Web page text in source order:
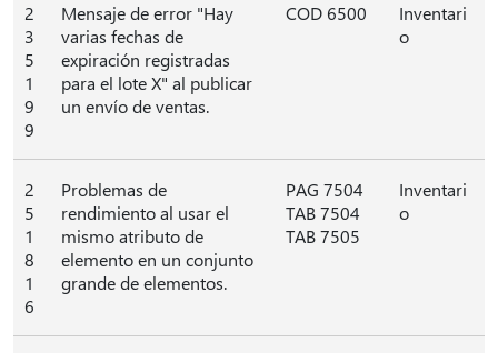
2
3
5
1
9
9
Mensaje de error "Hay
varias fechas de
expiración registradas
para el lote X" al publicar
un envío de ventas.
COD 6500
Inventari
o
2
5
1
8
1
6
Problemas de
rendimiento al usar el
mismo atributo de
elemento en un conjunto
grande de elementos.
PAG 7504
TAB 7504
TAB 7505
Inventari
o